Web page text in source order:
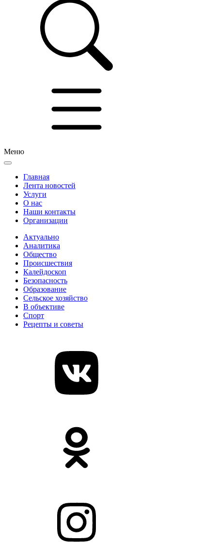
Меню
Главная
Лента новостей
Услуги
О нас
Наши контакты
Организации
Актуально
Аналитика
Общество
Происшествия
Калейдоскоп
Безопасность
Образование
Сельское хозяйство
В объективе
Спорт
Рецепты и советы